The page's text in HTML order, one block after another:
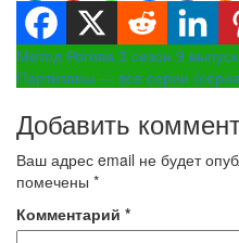
Навигация
по
записям
Метод Рогова 3 сезон 9
Партизаны — все серии
Добавить
Ваш адрес email не будет
помечены *
Комментарий *